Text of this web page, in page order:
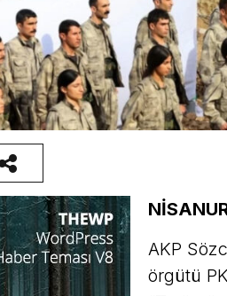
AKP
örgütü